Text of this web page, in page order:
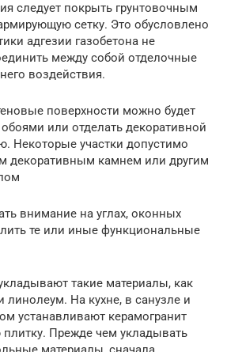
следует покрыть грунтовочным
сетку. Это обусловлено
адгезии газобетона не
между собой отделочные
воздействия.
поверхности можно будет
или отделать декоративной
Некоторые участки допустимо
декоративным камнем или другим
внимание на углах, оконных
те или иные функциональные
такие материалы, как
линолеум. На кухне, в санузле и
устанавливают керамогранит
Прежде чем укладывать